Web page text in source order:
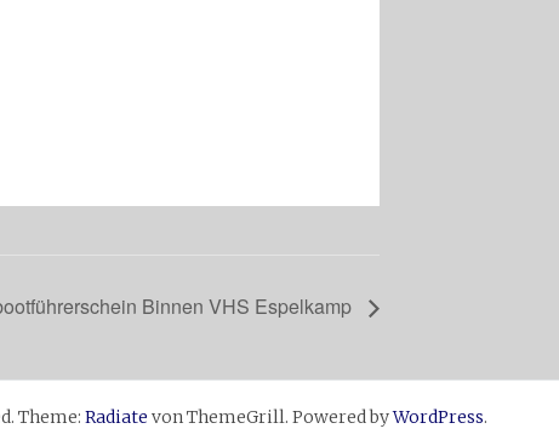
Binnen VHS Espelkamp
Theme: Radiate von ThemeGrill. Powered byWordPress.